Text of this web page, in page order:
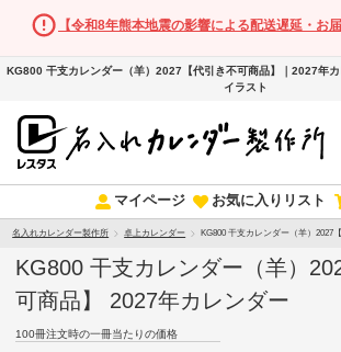
【令和8年熊本地震の影響による配送遅延・お
KG800 干支カレンダー（羊）2027【代引き不可商品】｜2027年カ
イラスト
マイページ お気に入りリスト
名入れカレンダー製作所 卓上カレンダー KG800 干支カレンダー（羊）2027
KG800 干支カレンダー（羊）
可商品】 2027年カレンダー
100冊注文時の一冊当たりの価格